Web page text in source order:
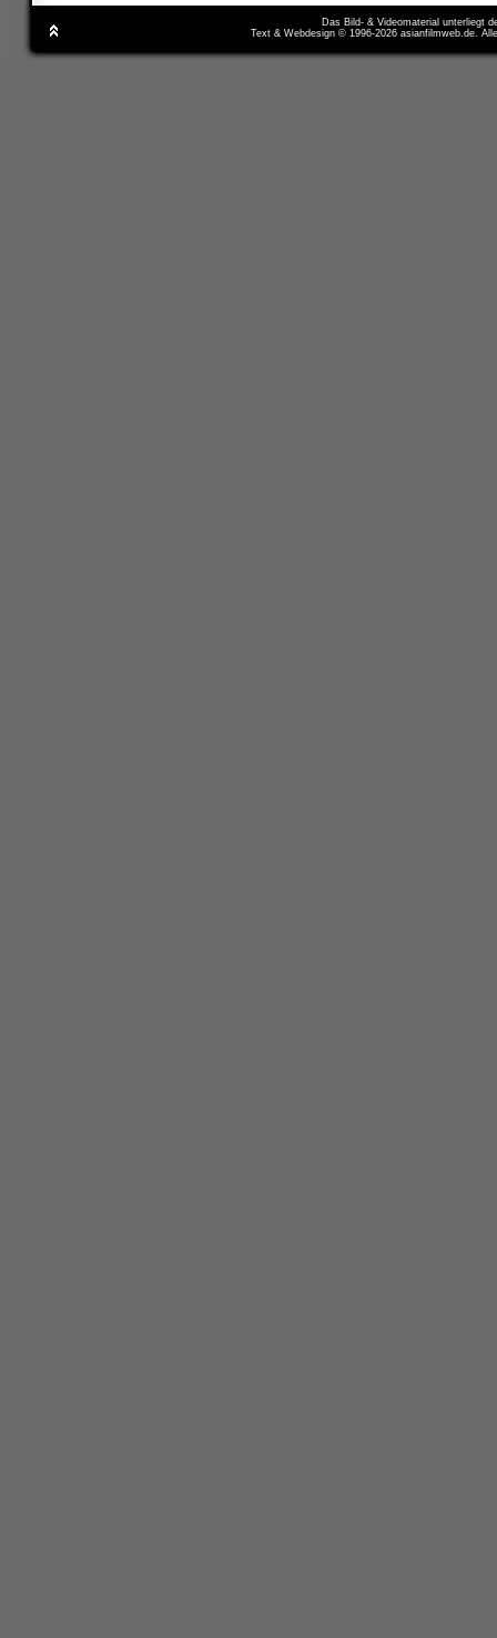
Das Bild- & Videomaterial unterliegt
Text & Webdesign © 1996-2026 asianfilmweb.de.